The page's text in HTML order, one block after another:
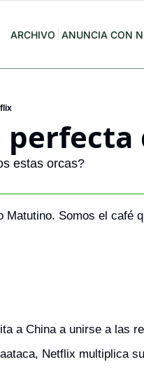
ARCHIVO ANUNCIA CON
estas orcas?
Matutino. Somos el café
a China a unirse a las
Netflix multiplica